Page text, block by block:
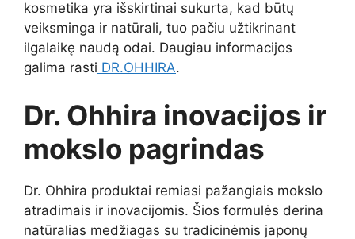
kosmetika yra išskirtinai sukurta, kad būtų
veiksminga ir natūrali, tuo pačiu užtikrinant
ilgalaikę naudą odai. Daugiau informacijos
galima rasti DR.OHHIRA.
Dr. Ohhira inovacijos ir
mokslo pagrindas
Dr. Ohhira produktai remiasi pažangiais mokslo
atradimais ir inovacijomis. Šios formulės derina
natūralias medžiagas su tradicinėmis japonų